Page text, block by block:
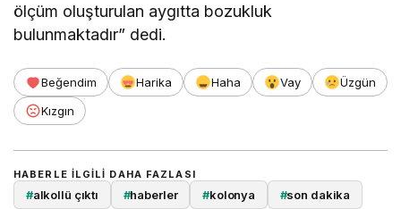
ölçüm oluşturulan aygıtta bozukluk
bulunmaktadır” dedi.
Beğendim Harika Haha Vay
Üzgün
Kızgın
HABERLE ILGILI DAHA FAZLASI
#alkollü çıktı #haberler #kolonya #son dakika